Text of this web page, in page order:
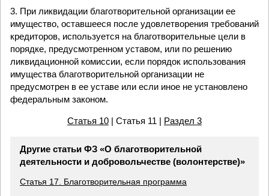
3. При ликвидации благотворительной организации ее
имущество, оставшееся после удовлетворения требований
кредиторов, используется на благотворительные цели в
порядке, предусмотренном уставом, или по решению
ликвидационной комиссии, если порядок использования
имущества благотворительной организации не
предусмотрен в ее уставе или если иное не установлено
федеральным законом.
Статья 10| Статья 11 | Раздел 3
Другие статьи ФЗ «О благотворительной
деятельности и добровольчестве (волонтерстве)»
Статья 17. Благотворительная программа